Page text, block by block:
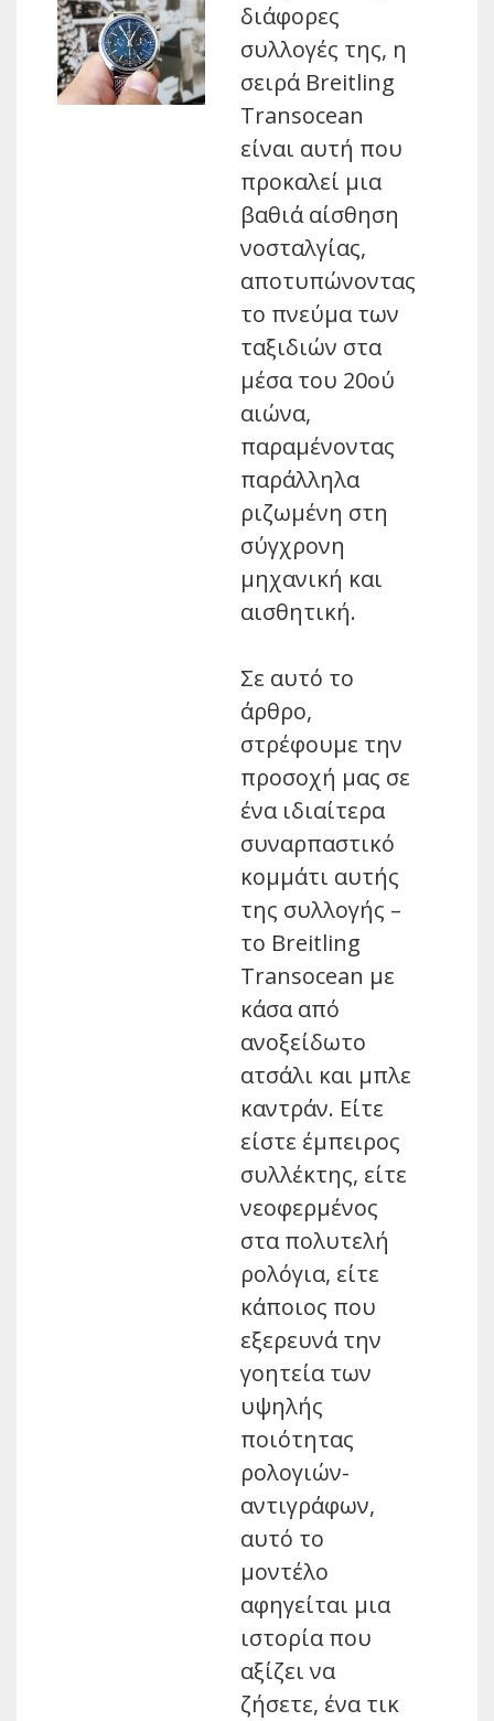
διάφορες
συλλογές της, η
σειρά Breitling
Transocean
είναι αυτή που
προκαλεί μια
βαθιά αίσθηση
νοσταλγίας,
αποτυπώνοντας
το πνεύμα των
ταξιδιών στα
μέσα του 20ού
αιώνα,
παραμένοντας
παράλληλα
ριζωμένη στη
σύγχρονη
μηχανική και
αισθητική.
Σε αυτό το
άρθρο,
στρέφουμε την
προσοχή μας σε
ένα ιδιαίτερα
συναρπαστικό
κομμάτι αυτής
της συλλογής –
το Breitling
Transocean με
κάσα από
ανοξείδωτο
ατσάλι και μπλε
καντράν. Είτε
είστε έμπειρος
συλλέκτης, είτε
νεοφερμένος
στα πολυτελή
ρολόγια, είτε
κάποιος που
εξερευνά την
γοητεία των
υψηλής
ποιότητας
ρολογιών-
αντιγράφων,
αυτό το
μοντέλο
αφηγείται μια
ιστορία που
αξίζει να
ζήσετε, ένα τικ